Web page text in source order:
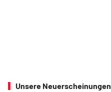
Unsere Neuerscheinungen